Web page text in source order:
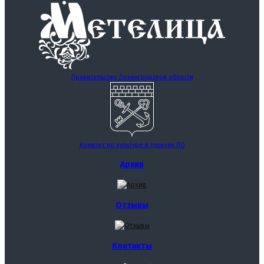
Правительство Ленинградской области
Комитет по культуре и туризму ЛО
Архив
Отзывы
Контакты